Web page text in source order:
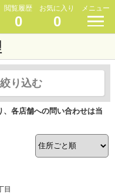
閲覧履歴
0
お気に入り
0
メニュー
り込む
各店舗への問い合わせは当
目